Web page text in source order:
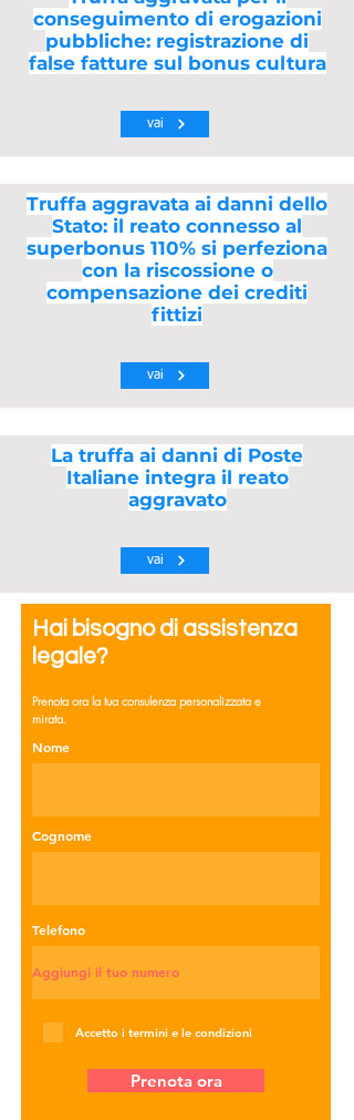
conseguimento di erogazioni
pubbliche: registrazione di
false fatture sul bonus cultura
vai
Truffa aggravata ai danni dello
Stato: il reato connesso al
superbonus 110% si perfeziona
con la riscossione o
compensazione dei crediti
fittizi
vai
La truffa ai danni di Poste
Italiane integra il reato
aggravato
vai
Hai bisogno di assistenza
legale?
Prenota ora la tua consulenza personalizzata e
mirata.
Nome
Cognome
Telefono
Accetto i termini e le condizioni
Prenota ora